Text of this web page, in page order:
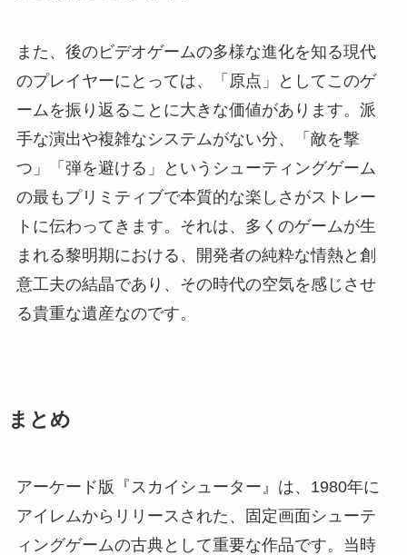
また、後のビデオゲームの多様な進化を知る現代
のプレイヤーにとっては、「原点」としてこのゲ
ームを振り返ることに大きな価値があります。派
手な演出や複雑なシステムがない分、「敵を撃
つ」「弾を避ける」というシューティングゲーム
の最もプリミティブで本質的な楽しさがストレー
トに伝わってきます。それは、多くのゲームが生
まれる黎明期における、開発者の純粋な情熱と創
意工夫の結晶であり、その時代の空気を感じさせ
る貴重な遺産なのです。
まとめ
アーケード版『スカイシューター』は、1980年に
アイレムからリリースされた、固定画面シューテ
ィングゲームの古典として重要な作品です。当時